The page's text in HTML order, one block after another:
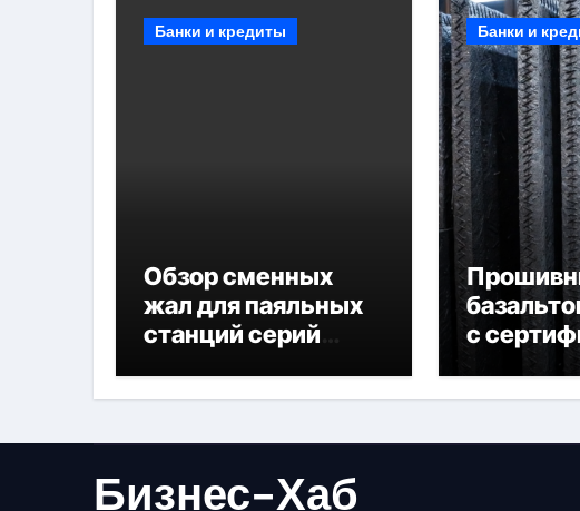
Банки и кредиты
Обзор сменных
жал для паяльных
станций серий
Банки и
с
Бизнес-Хаб